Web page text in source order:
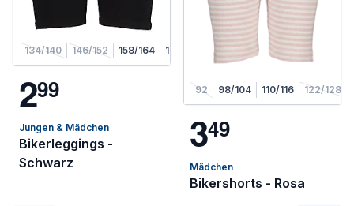
134/140 146/152 158/164 170/176
299
Jungen & Mädchen
Bikerleggings -
Schwarz
92 98/104 110/116 122/128
349
Mädchen
Bikershorts - Rosa